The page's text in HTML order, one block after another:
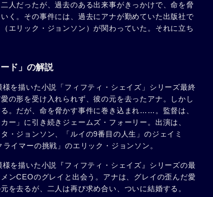
人だったが、過去のある出来事がきっかけで、命を脅
く。その事件には、過去にアナが勤めていた出版社で
エリック・ジョンソン）が関わっていた。それに立ち
ド」の解説
を描いた小説「フィフティ・シェイズ」シリーズ最終
の形を受け入れられず、彼の元を去ったアナ。しかし
。だが、命を脅かす事件に巻き込まれ……。監督は、
ー」に引き続きジェームズ・フォーリー。出演は、
・ジョンソン、「ルイの9番目の人生」のジェイミ
イマーの挑戦」のエリック・ジョンソン。
を描いた小説『フィフティ・シェイズ』シリーズの最
ンCEOのグレイと出会う。アナは、グレイの歪んだ愛
を去るが、二人は再び求め合い、ついに結婚する。